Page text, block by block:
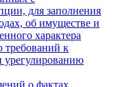
для заполнения
об имуществе и
характера
к
о фактах